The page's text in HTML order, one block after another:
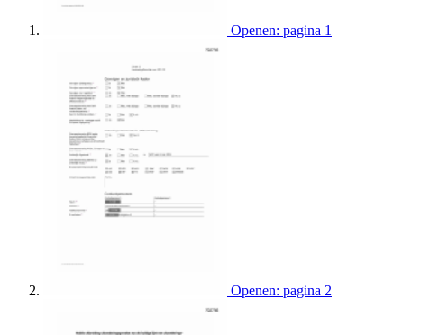
Openen: pagina 1
Openen: pagina 2